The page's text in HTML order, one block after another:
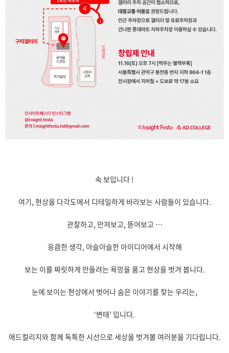
속 보입니다 !
여기, 현상을 다각도에서 디테일하게 바라보는 사람들이 있습니다.
관찰하고, 만져보고, 뜯어보고 …
응큼한 생각, 아슬아슬한 아이디어에서 시작해
보는 이를 짜릿하게 만들려는 욕망을 품고 현상을 벗겨 봅니다.
눈에 보이는 현상에서 벗어나 숨은 이야기를 찾는 우리는,
‘변태’ 입니다.
애드컬리지와 함께 독특한 시선으로 세상을 벗겨볼 여러분을 기다립니다.